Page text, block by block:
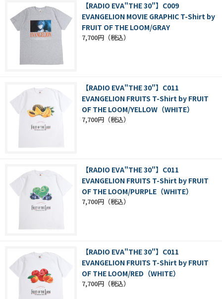
【RADIO EVA"THE 30"】C009
EVANGELION MOVIE GRAPHIC T-Shirt by
FRUIT OF THE LOOM/GRAY
7,700円
【RADIO EVA"THE 30"】C011
EVANGELION FRUITS T-Shirt by FRUIT
OF THE LOOM/YELLOW（WHITE）
7,700円
【RADIO EVA"THE 30"】C011
EVANGELION FRUITS T-Shirt by FRUIT
OF THE LOOM/PURPLE（WHITE）
7,700円
【RADIO EVA"THE 30"】C011
EVANGELION FRUITS T-Shirt by FRUIT
OF THE LOOM/RED（WHITE）
7,700円